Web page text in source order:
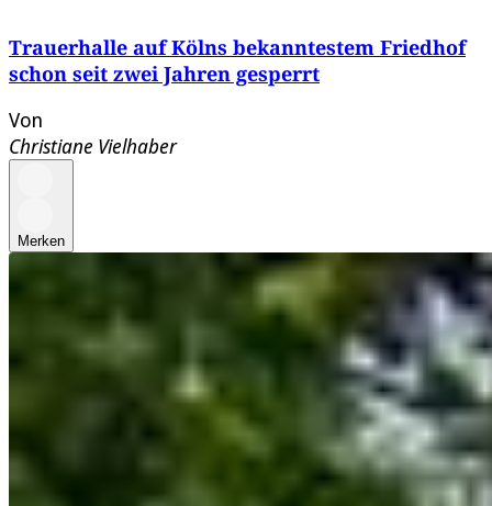
Trauerhalle auf Kölns bekanntestem Friedhof
schon seit zwei Jahren gesperrt
Von
Christiane Vielhaber
Merken